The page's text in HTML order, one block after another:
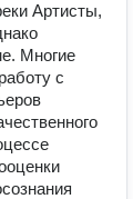
Артисты,
Многие
с